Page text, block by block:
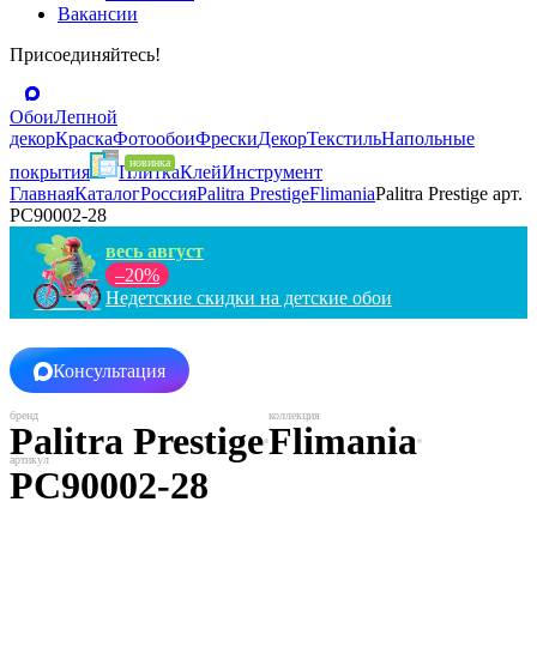
Вакансии
Присоединяйтесь!
ОбоиЛепной
декорКраскаФотообоиФрескиДекорТекстильНапольные
покрытия
ПлиткаКлейИнструмент
ГлавнаяКаталогРоссияPalitra PrestigeFlimaniaPalitra Prestige арт.
PC90002-28
весь август
–20%
Недетские скидки на детские обои
Консультация
Palitra PrestigeFlimania
PC90002-28